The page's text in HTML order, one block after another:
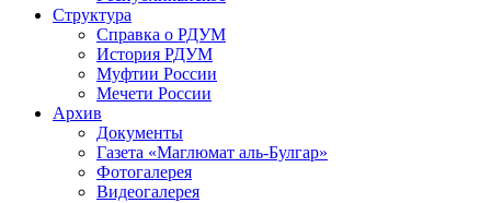
Структура
Справка о РДУМ
История РДУМ
Муфтии России
Мечети России
Архив
Документы
Газета «Маглюмат аль-Булгар»
Фотогалерея
Видеогалерея